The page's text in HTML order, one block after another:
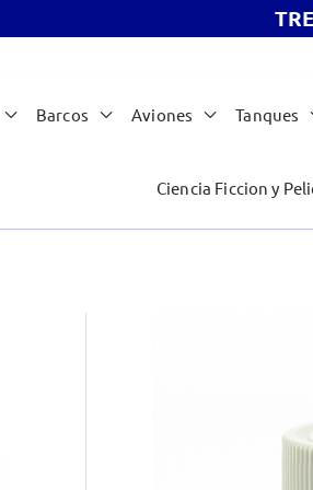
Barcos Aviones Tanques
Ciencia Ficcion y